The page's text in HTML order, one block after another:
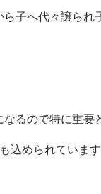
子へ代々譲られ
るので特に重要
込められています